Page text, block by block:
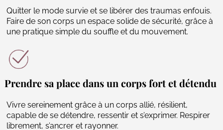
Quitter le mode survie et se libérer des traumas enfouis.
Faire de son corps un espace solide de sécurité, grâce à
une pratique simple du souffle et du mouvement.
Prendre sa place dans un corps fort et détendu
Vivre sereinement grâce à un corps allié, résilient,
capable de se détendre, ressentir et s’exprimer. Respirer
librement, s’ancrer et rayonner.